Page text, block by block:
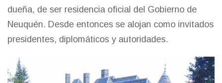
dueña, de ser residencia oficial del Gobierno de
Neuquén. Desde entonces se alojan como invitados
presidentes, diplomáticos y autoridades.